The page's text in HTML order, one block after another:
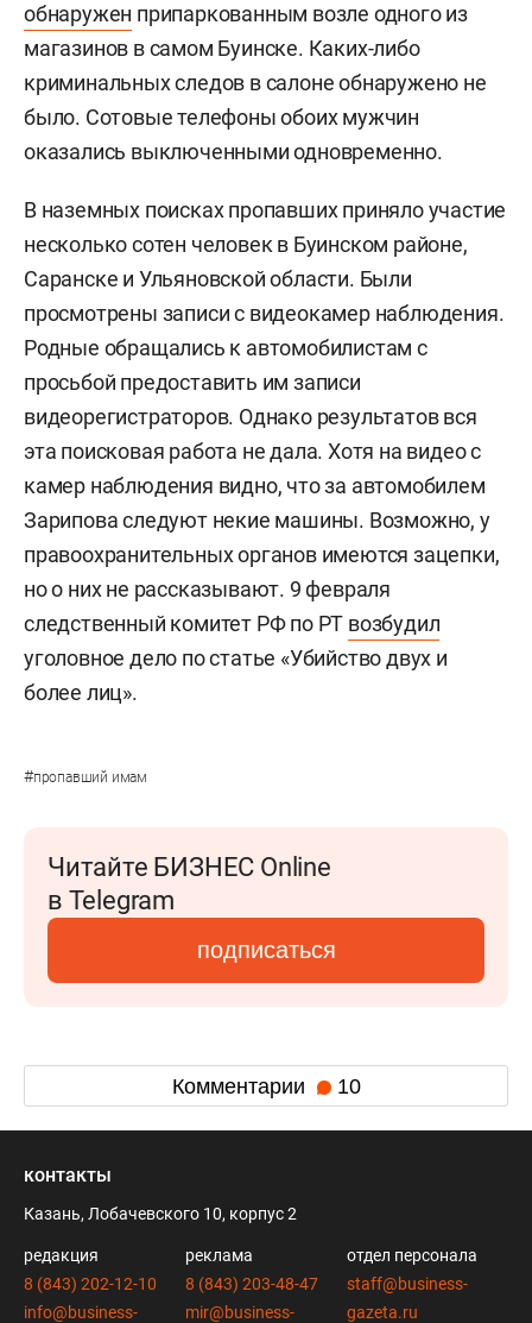
обнаружен припаркованным возле одного из
магазинов в самом Буинске. Каких-либо
криминальных следов в салоне обнаружено не
было. Сотовые телефоны обоих мужчин
оказались выключенными одновременно.
В наземных поисках пропавших приняло участие
несколько сотен человек в Буинском районе,
Саранске и Ульяновской области. Были
просмотрены записи с видеокамер наблюдения.
Родные обращались к автомобилистам с
просьбой предоставить им записи
видеорегистраторов. Однако результатов вся
эта поисковая работа не дала. Хотя на видео с
камер наблюдения видно, что за автомобилем
Зарипова следуют некие машины. Возможно, у
правоохранительных органов имеются зацепки,
но о них не рассказывают. 9 февраля
следственный комитет РФ по РТ возбудил
уголовное дело по статье «Убийство двух и
более лиц».
#пропавший имам
Читайте БИЗНЕС Online
в Telegram
подписаться
Комментарии 10
контакты
Казань, Лобачевского 10, корпус 2
редакция
8 (843) 202-12-10
info@business-
реклама
8 (843) 203-48-47
mir@business-
отдел персонала
staff@business-
gazeta.ru